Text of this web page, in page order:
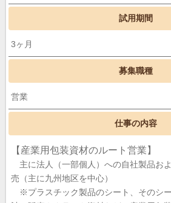
試用期間
3ヶ月
募集職種
営業
仕事の内容
【産業用包装資材のルート営業】
主に法人（一部個人）への自社製品お
売（主に九州地区を中心）
※プラスチック製品のシート、そのシ